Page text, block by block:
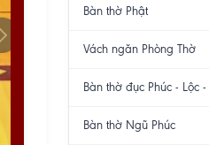
Bàn thờ Phật
Vách ngăn Phòng Thờ
Bàn thờ đục Phúc - Lộc -
Bàn thờ Ngũ Phúc